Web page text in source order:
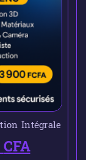
Intégrale
CFA